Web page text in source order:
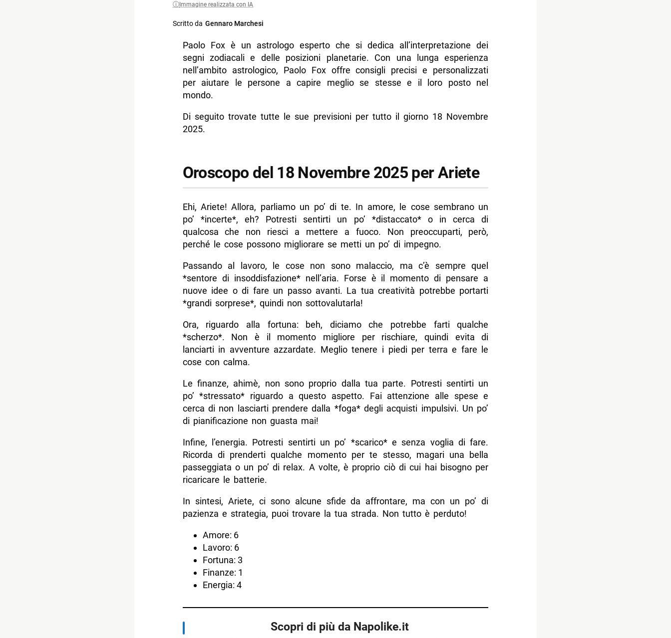
Immagine realizzata con IA
Scritto da Gennaro Marchesi
Paolo Fox è un astrologo esperto che si dedica all’interpretazione dei
segni zodiacali e delle posizioni planetarie. Con una lunga esperienza
nell’ambito astrologico, Paolo Fox offre consigli precisi e personalizzati
per aiutare le persone a capire meglio se stesse e il loro posto nel
mondo.
Di seguito trovate tutte le sue previsioni per tutto il giorno 18 Novembre
2025.
Oroscopo del 18 Novembre 2025 per Ariete
Ehi, Ariete! Allora, parliamo un po’ di te. In amore, le cose sembrano un
po’ *incerte*, eh? Potresti sentirti un po’ *distaccato* o in cerca di
qualcosa che non riesci a mettere a fuoco. Non preoccuparti, però,
perché le cose possono migliorare se metti un po’ di impegno.
Passando al lavoro, le cose non sono malaccio, ma c’è sempre quel
*sentore di insoddisfazione* nell’aria. Forse è il momento di pensare a
nuove idee o di fare un passo avanti. La tua creatività potrebbe portarti
*grandi sorprese*, quindi non sottovalutarla!
Ora, riguardo alla fortuna: beh, diciamo che potrebbe farti qualche
*scherzo*. Non è il momento migliore per rischiare, quindi evita di
lanciarti in avventure azzardate. Meglio tenere i piedi per terra e fare le
cose con calma.
Le finanze, ahimè, non sono proprio dalla tua parte. Potresti sentirti un
po’ *stressato* riguardo a questo aspetto. Fai attenzione alle spese e
cerca di non lasciarti prendere dalla *foga* degli acquisti impulsivi. Un po’
di pianificazione non guasta mai!
Infine, l’energia. Potresti sentirti un po’ *scarico* e senza voglia di fare.
Ricorda di prenderti qualche momento per te stesso, magari una bella
passeggiata o un po’ di relax. A volte, è proprio ciò di cui hai bisogno per
ricaricare le batterie.
In sintesi, Ariete, ci sono alcune sfide da affrontare, ma con un po’ di
pazienza e strategia, puoi trovare la tua strada. Non tutto è perduto!
Amore: 6
Lavoro: 6
Fortuna: 3
Finanze: 1
Energia: 4
Scopri di più da Napolike.it